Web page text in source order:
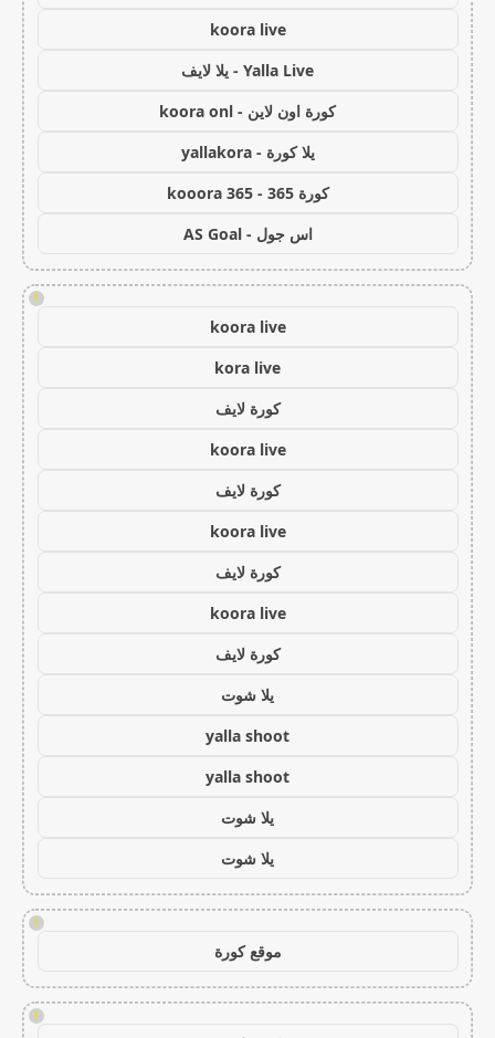
koora live
Yalla Live - يلا لايف
كورة اون لاين - koora onl
يلا كورة - yallakora
كورة 365 - kooora 365
اس جول - AS Goal
!
koora live
kora live
كورة لايف
koora live
كورة لايف
koora live
كورة لايف
koora live
كورة لايف
يلا شوت
yalla shoot
yalla shoot
يلا شوت
يلا شوت
!
موقع كورة
!